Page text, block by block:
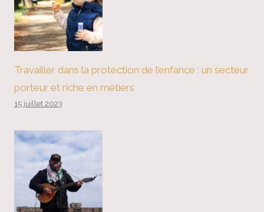
Travailler dans la protection de l’enfance : un secteur
porteur et riche en métiers
15 juillet 2023